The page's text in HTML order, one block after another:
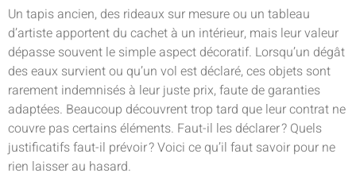
Un tapis ancien, des rideaux sur mesure ou un tableau
d’artiste apportent du cachet à un intérieur, mais leur valeur
dépasse souvent le simple aspect décoratif. Lorsqu’un dégât
des eaux survient ou qu’un vol est déclaré, ces objets sont
rarement indemnisés à leur juste prix, faute de garanties
adaptées. Beaucoup découvrent trop tard que leur contrat ne
couvre pas certains éléments. Faut-il les déclarer ? Quels
justificatifs faut-il prévoir ? Voici ce qu’il faut savoir pour ne
rien laisser au hasard.